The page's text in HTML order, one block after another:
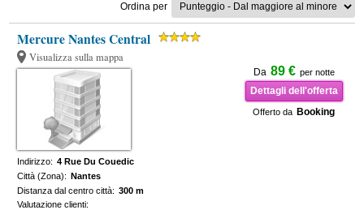
Ordina per
Mercure Nantes Central
Visualizza sulla mappa
Da 89 € per notte
Dettagli dell'offerta
Offerto da Booking
Indirizzo: 4 Rue Du Couedic
Città (Zona): Nantes
Distanza dal centro città: 300 m
Valutazione clienti: